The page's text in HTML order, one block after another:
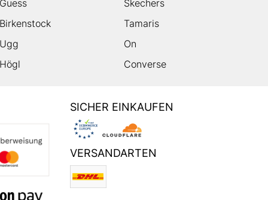
Guess
Skechers
Birkenstock
Tamaris
Ugg
On
Högl Converse
SICHER EINKAUFEN
VERSANDARTEN